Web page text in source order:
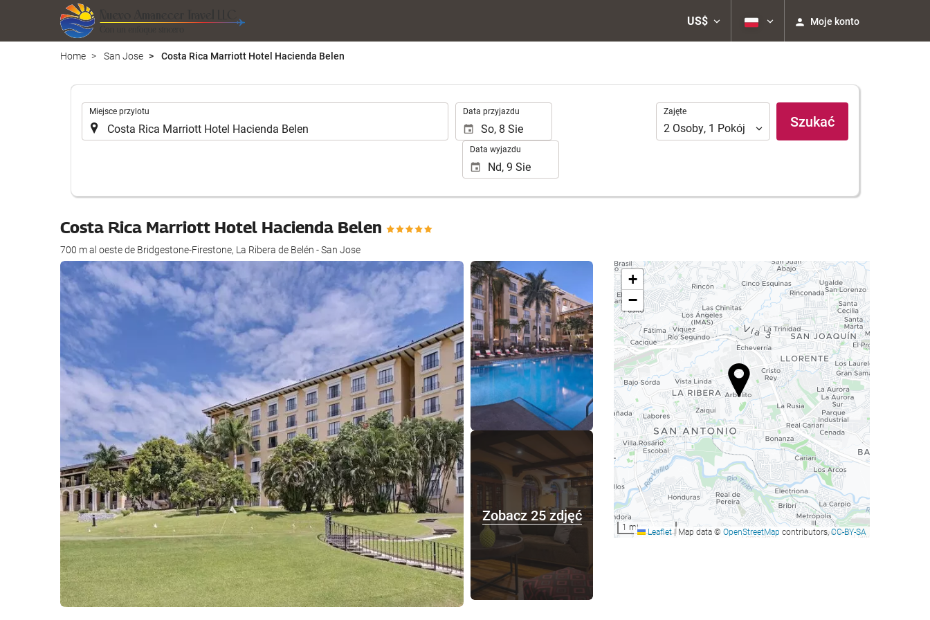
US$ Moje konto
Home San Jose Costa Rica Marriott Hotel Hacienda Belen
Miejsce przylotu Data przyjazdu
Data wyjazdu
Zajęte
Zajęte
2 Osoby, 1 Pokój Szukać
Costa Rica Marriott Hotel Hacienda Belen
700 m al oeste de Bridgestone-Firestone, La Ribera de Belén - San Jose
Zobacz 25 zdjęć
Zobacz 25 zdjęć
+
−
1 mi Leaflet |Map data © OpenStreetMap contributors,CC-BY-SA